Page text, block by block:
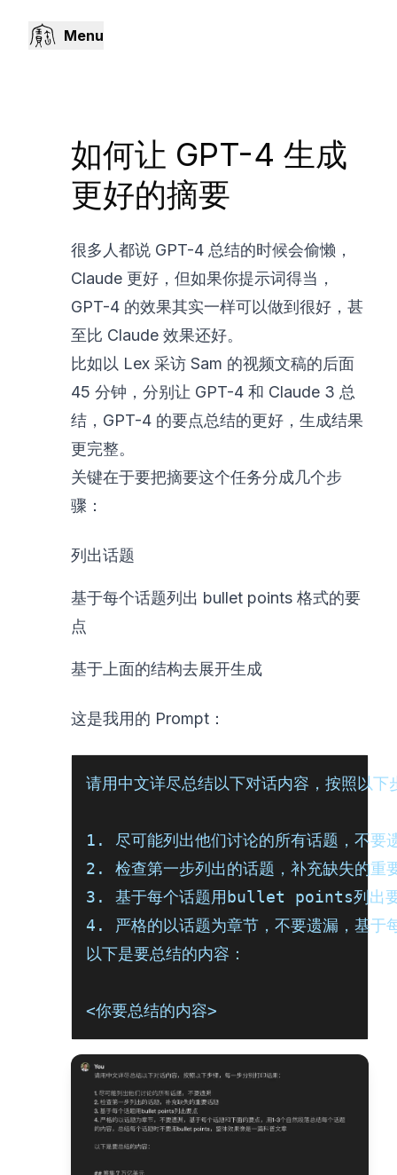
Menu
如何让 GPT-4 生成
更好的摘要
很多人都说 GPT-4 总结的时候会偷懒，
Claude 更好，但如果你提示词得当，
GPT-4 的效果其实一样可以做到很好，甚
至比 Claude 效果还好。
比如以 Lex 采访 Sam 的视频文稿的后面
45 分钟，分别让 GPT-4 和 Claude 3 总
结，GPT-4 的要点总结的更好，生成结果
更完整。
关键在于要把摘要这个任务分成几个步
骤：
列出话题
基于每个话题列出 bullet points 格式的要
点
基于上面的结构去展开生成
这是我用的 Prompt：
请用中文详尽总结以下对话内容，按照以
1. 尽可能列出他们讨论的所有话题，不要
2. 检查第一步列出的话题，补充缺失的重
3. 基于每个话题用bullet points列出
4. 严格的以话题为章节，不要遗漏，基
以下是要总结的内容：
<你要总结的内容>